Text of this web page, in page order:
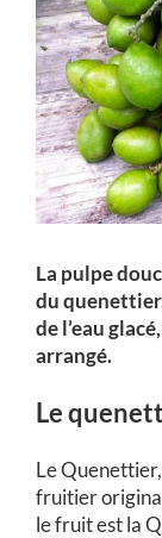
La pulpe
du
de l’eau
arrangé.
Le
Le
fruitier
le fruit est la